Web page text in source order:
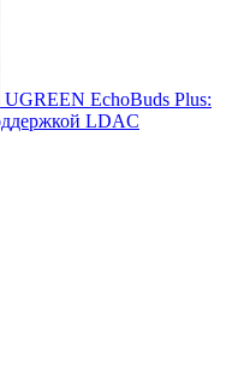
UGREEN EchoBuds Plus:
LDAC